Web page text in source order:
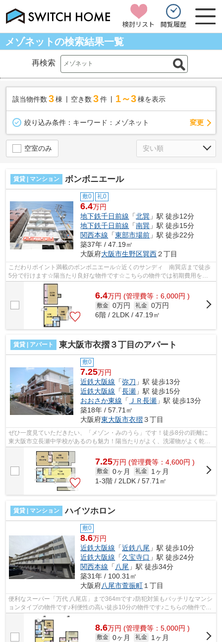
検討リスト 閲覧履歴
メゾネットの検索結果一覧
再検索
該当物件数 3棟 空き数 3 件 1～3 棟を表示
絞り込み条件： キーワード：メゾネット 変更
空室のみ
賃貸 | マンション ボンボニエール
敷0 礼0
6.4万円
地下鉄千日前線 「北巽 」駅 徒歩12分
地下鉄千日前線 「南巽 」駅 徒歩15分
関西本線 「東部市場前 」駅 徒歩22分
築37年 / 47.19㎡
大阪府大阪市生野区巽西２丁目
こだわりポイント満載のボンボニエール☆近くのサンディ 南巽店まで徒歩
5分で行けます☆陽当たり良好な物件です☆こちらの物件では初期費用をカ
ードでお支払いいただけます☆当社スタッフ...
6.4万円 (管理費等：6,000円 )
敷金 0万円 礼金 0万円
6階 / 2LDK / 47.19㎡
賃貸 | アパート 東大阪市衣摺３丁目のアパート
敷0
7.25万円
近鉄大阪線 「弥刀 」駅 徒歩13分
近鉄大阪線 「長瀬 」駅 徒歩15分
おおさか東線 「 ＪＲ長瀬 」駅 徒歩13分
築18年 / 57.71㎡
大阪府東大阪市衣摺３丁目
ぜひ一度見ていただきたい、「メゾン・みのうら」です！徒歩8分の距離に
東大阪市立長瀬中学校があるのも魅力！陽当たりがよく、洗濯物がよく乾く
物件です！ATMに行かずとも、初期費用...
7.25万円 (管理費等：4,600円 )
敷金 0ヶ月 礼金
1ヶ月
1-3階 / 2LDK / 57.71㎡
賃貸 | マンション ハイツホロン
敷0
8.6万円
近鉄大阪線 「近鉄八尾 」駅 徒歩10分
近鉄大阪線 「久宝寺口 」駅 徒歩24分
関西本線 「 八尾 」駅 徒歩34分
築31年 / 100.31㎡
大阪府八尾市萱振町 １丁目
便利なスーパー「万代 八尾店」まで364mです♪防犯対策もバッチリなマンシ
ョンタイプの物件です♪利便性の高い徒歩10分の物件です♪こちらの物件では
初期費用をカードでお支払いいただけ...
8.6万円 (管理費等：5,000円 )
敷金 0ヶ月 礼金
1ヶ月